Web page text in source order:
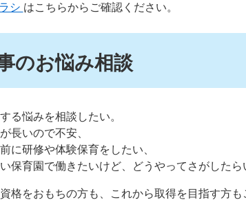
シ はこちらからご確認ください。
のお悩み相談
る悩みを相談したい。
長いので不安、
に研修や体験保育をしたい、
保育園で働きたいけど、どうやってさがしたら
格をおもちの方も、これから取得を目指す方も